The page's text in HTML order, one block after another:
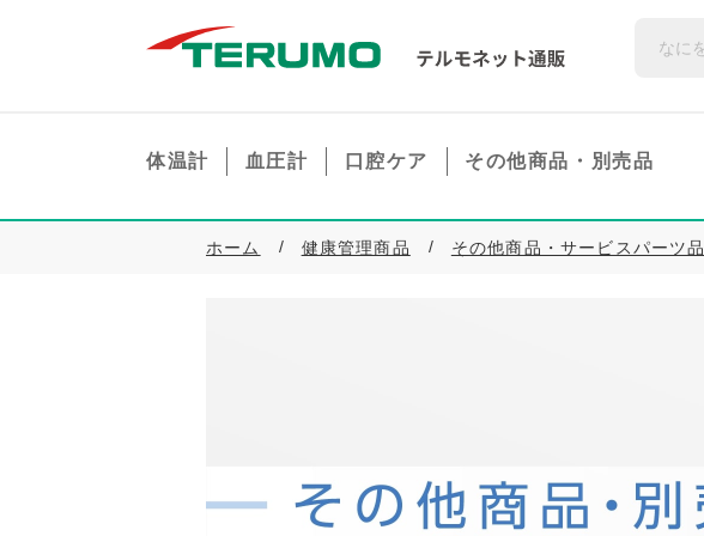
体温計 血圧計 口腔ケア その他商品・ 別売品
ホーム 健康管理商品 その他商品・サービスパーツ品